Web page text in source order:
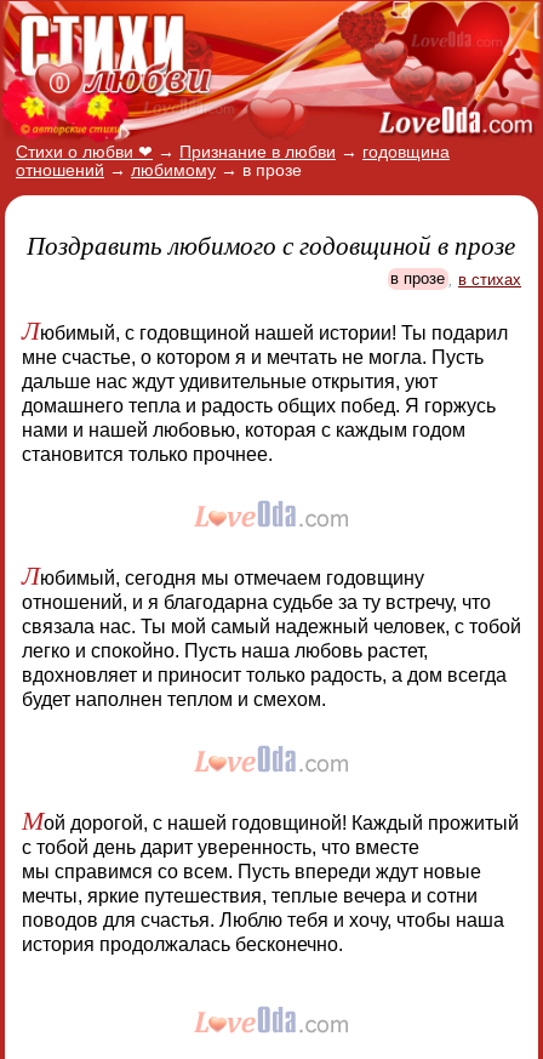
Стихи о любви ❤ → Признание в любви → годовщина
отношений → любимому → в прозе
Поздравить любимого с годовщиной в прозе
в прозе в стихах
Любимый, с годовщиной нашей истории! Ты подарил
мне счастье, о котором я и мечтать не могла. Пусть
дальше нас ждут удивительные открытия, уют
домашнего тепла и радость общих побед. Я горжусь
нами и нашей любовью, которая с каждым годом
становится только прочнее.
Любимый, сегодня мы отмечаем годовщину
отношений, и я благодарна судьбе за ту встречу, что
связала нас. Ты мой самый надежный человек, с тобой
легко и спокойно. Пусть наша любовь растет,
вдохновляет и приносит только радость, а дом всегда
будет наполнен теплом и смехом.
Мой дорогой, с нашей годовщиной! Каждый прожитый
с тобой день дарит уверенность, что вместе
мы справимся со всем. Пусть впереди ждут новые
мечты, яркие путешествия, теплые вечера и сотни
поводов для счастья. Люблю тебя и хочу, чтобы наша
история продолжалась бесконечно.